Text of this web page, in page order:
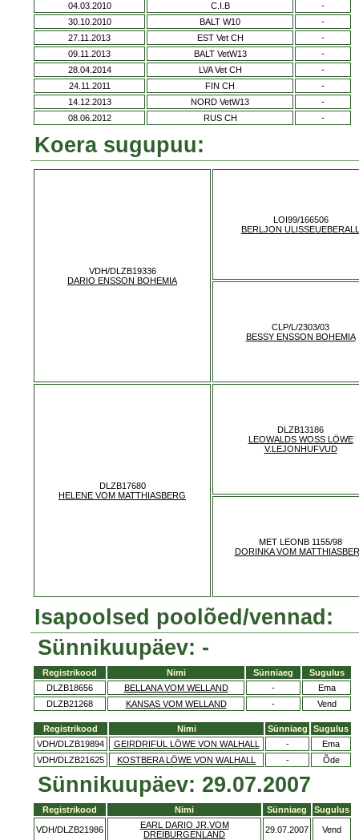
04.03.2010
C.I.B
-
30.10.2010
BALT W10
-
27.11.2013
EST Vet CH
-
09.11.2013
BALT VetW13
-
28.04.2014
LVA Vet CH
-
24.11.2011
FIN CH
-
14.12.2013
NORD VetW13
-
08.06.2012
RUS CH -
Koera sugupuu:
VDH/DLZB19336
DARIO ENSSON BOHEMIA
LOI99/166506
BERLJON ULISSEUEBERALL
CLP/L/2303/03
BESSY ENSSON BOHEMIA
DLZB17680
HELENE VOM MATTHIASBERG
DLZB13186
LEOWALDS WOSS LÖWE
V.LEJONHUFVUD
MET LEONB 1155/98
DORINKA VOM
Isapoolsed poolõed/vennad:
Sünnikuupäev: -
Registrikood Nimi Sünniaeg
Sugulus
DLZB18656
BELLANA VOM WELLAND -
Ema
DLZB21268
KANSAS VOM WELLAND - Vend
Registrikood Nimi Sünniaeg
Sugulus
VDH/DLZB19894
GEIRDRIFUL LÖWE VON WALHALL -
Ema
VDH/DLZB21625
KOSTBERA LÖWE VON WALHALL - Õde
Sünnikuupäev: 29.07.2007
Registrikood Nimi Sünniaeg Sugulus
VDH/DLZB21986
EARL DARIO JR.VOM
DREIBURGENLAND
29.07.2007 Vend